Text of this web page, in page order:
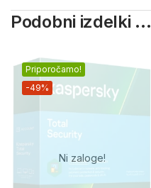
Podobni izdelki ...
Ni zaloge!
-49%
Priporočamo!